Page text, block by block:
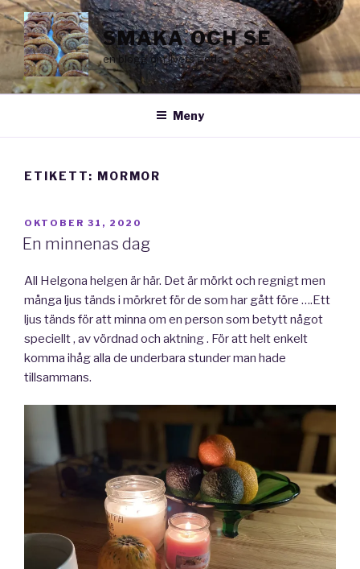
Hoppa
till
innehåll
SMAKA OCH SE
en blogg om livets goda
Meny
ETIKETT: MORMOR
PUBLICERAT
OKTOBER 31, 2020
En minnenas dag
All Helgona helgen är här. Det är mörkt och regnigt men
många ljus tänds i mörkret för de som har gått före ….Ett
ljus tänds för att minna om en person som betytt något
speciellt , av vördnad och aktning . För att helt enkelt
komma ihåg alla de underbara stunder man hade
tillsammans.